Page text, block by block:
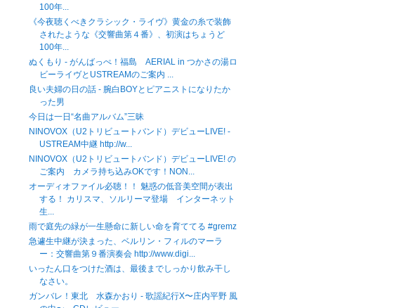
100年...
《今夜聴くべきクラシック・ライヴ》黄金の糸で装飾
されたような《交響曲第４番》、初演はちょうど
100年...
ぬくもり - がんばっぺ！福島 AERIAL in つかさの湯ロ
ビーライヴとUSTREAMのご案内 ...
良い夫婦の日の話 - 腕白BOYとピアニストになりたか
った男
今日は一日“名曲アルバム”三昧
NINOVOX（U2トリビュートバンド）デビューLIVE! -
USTREAM中継 http://w...
NINOVOX（U2トリビュートバンド）デビューLIVE! の
ご案内 カメラ持ち込みOKです！NON...
オーディオファイル必聴！！ 魅惑の低音美空間が表出
する！ カリスマ、ソルリーマ登場 インターネット
生...
雨で庭先の緑が一生懸命に新しい命を育ててる #gremz
急遽生中継が決まった、ベルリン・フィルのマーラ
ー：交響曲第９番演奏会 http://www.digi...
いったん口をつけた酒は、最後までしっかり飲み干し
なさい。
ガンバレ！東北 水森かおり - 歌謡紀行X〜庄内平野 風